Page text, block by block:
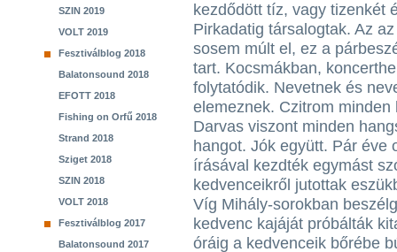
SZIN 2019
VOLT 2019
Fesztiválblog 2018
Balatonsound 2018
EFOTT 2018
Fishing on Orfű 2018
Strand 2018
Sziget 2018
SZIN 2018
VOLT 2018
Fesztiválblog 2017
Balatonsound 2017
kezdődött tíz, vagy tizenkét
Pirkadatig társalogtak. Az
sosem múlt el, ez a
tart. Kocsmákban,
folytatódik. Nevetnek és
elemeznek. Czitrom
Darvas viszont minden
hangot. Jók együtt. Pár éve
írásával kezdték egymást
kedvenceikről jutottak
Víg Mihály-sorokban
kedvenc kajáját próbálták
óráig a kedvenceik bőrébe